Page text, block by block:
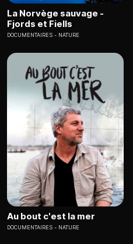
La Norvège sauvage -
Fjords et Fiells
DOCUMENTAIRES NATURE
Au bout c'est la mer
DOCUMENTAIRES NATURE